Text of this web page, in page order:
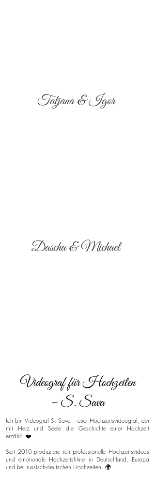
Tatjana & Igor
Dascha & Michael
Videograf für Hochzeiten
– S. Sava
Ich bin Videograf S. Sava – euer Hochzeitsvideograf, der
mit Herz und Seele die Geschichte eurer Hochzeit
erzählt. ❤️
Seit 2010 produziere ich professionelle Hochzeitsvideos
und emotionale Hochzeitsfilme in Deutschland, Europa
und bei russisch-deutschen Hochzeiten. 🌍